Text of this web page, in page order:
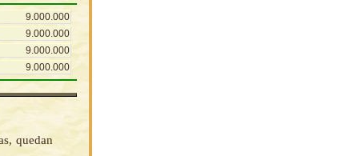
9.000.000
9.000.000
9.000.000
9.000.000
quedan